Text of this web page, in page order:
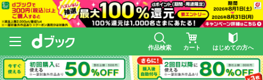
作品検索 カート はじめての方へ